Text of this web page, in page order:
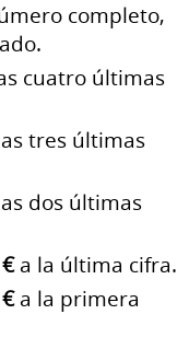
completo,
cuatro últimas
tres últimas
dos últimas
a la última cifra.
a la primera